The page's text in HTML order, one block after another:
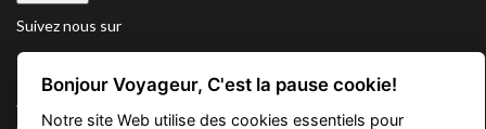
Suivez nous sur
Vacation Key Corp. 2905 Point East Drive #L-215. Aventura.
Bonjour Voyageur, C'est la pause cookie!
Notre site Web utilise des cookies essentiels pour